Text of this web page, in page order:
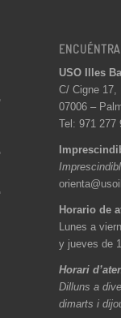
USO Illes
C/ Cigne 17,
07006 –
Tel: 971 277
Horario de
Lunes a
y jueves de
Horari
Dilluns a
dimarts i